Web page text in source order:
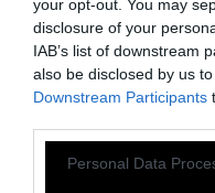
your opt-out. You may
disclosure of your
IAB’s list of downstream
also be disclosed by us
Downstream Participants
Personal Data
οικονομία.
αγοραστικής
μειώνει τη
την εργασιακή
εγχώρια ζήτηση
εργασία. Επίσης,